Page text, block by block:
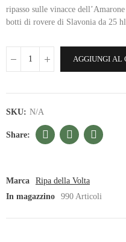
ripasso sulle vinacce
botti di rovere di Slavonia da 25
AGGIUNGI AL
SKU: N/A
Marca
Ripa della Volta
In magazzino
990 Articoli